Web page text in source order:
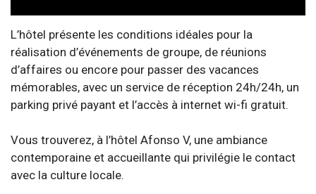
L’hôtel présente les conditions idéales pour la
réalisation d’événements de groupe, de réunions
d’affaires ou encore pour passer des vacances
mémorables, avec un service de réception 24h/24h, un
parking privé payant et l’accès à internet wi-fi gratuit.
Vous trouverez, à l’hôtel Afonso V, une ambiance
contemporaine et accueillante qui privilégie le contact
avec la culture locale.